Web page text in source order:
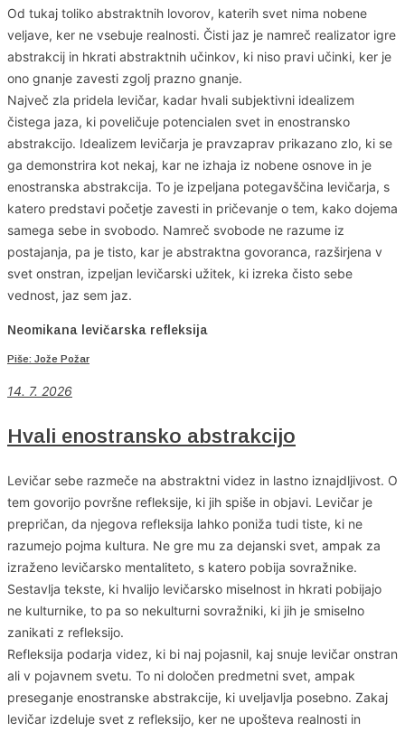
Od tukaj toliko abstraktnih lovorov, katerih svet nima nobene
veljave, ker ne vsebuje realnosti. Čisti jaz je namreč realizator igre
abstrakcij in hkrati abstraktnih učinkov, ki niso pravi učinki, ker je
ono gnanje zavesti zgolj prazno gnanje.
Največ zla pridela levičar, kadar hvali subjektivni idealizem
čistega jaza, ki poveličuje potencialen svet in enostransko
abstrakcijo. Idealizem levičarja je pravzaprav prikazano zlo, ki se
ga demonstrira kot nekaj, kar ne izhaja iz nobene osnove in je
enostranska abstrakcija. To je izpeljana potegavščina levičarja, s
katero predstavi početje zavesti in pričevanje o tem, kako dojema
samega sebe in svobodo. Namreč svobode ne razume iz
postajanja, pa je tisto, kar je abstraktna govoranca, razširjena v
svet onstran, izpeljan levičarski užitek, ki izreka čisto sebe
vednost, jaz sem jaz.
Neomikana levičarska refleksija
Piše: Jože Požar
14. 7. 2026
Hvali enostransko abstrakcijo
Levičar sebe razmeče na abstraktni videz in lastno iznajdljivost. O
tem govorijo površne refleksije, ki jih spiše in objavi. Levičar je
prepričan, da njegova refleksija lahko poniža tudi tiste, ki ne
razumejo pojma kultura. Ne gre mu za dejanski svet, ampak za
izraženo levičarsko mentaliteto, s katero pobija sovražnike.
Sestavlja tekste, ki hvalijo levičarsko miselnost in hkrati pobijajo
ne kulturnike, to pa so nekulturni sovražniki, ki jih je smiselno
zanikati z refleksijo.
Refleksija podarja videz, ki bi naj pojasnil, kaj snuje levičar onstran
ali v pojavnem svetu. To ni določen predmetni svet, ampak
preseganje enostranske abstrakcije, ki uveljavlja posebno. Zakaj
levičar izdeluje svet z refleksijo, ker ne upošteva realnosti in